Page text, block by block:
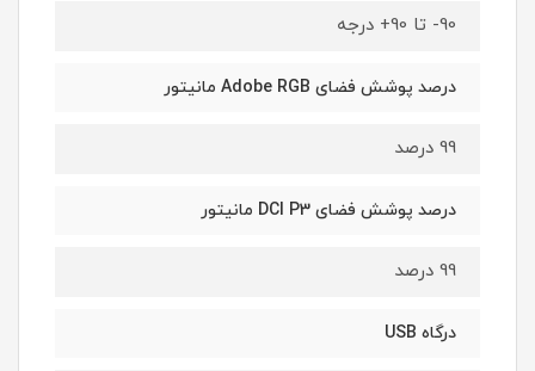
90- تا 90+ درجه
درصد پوشش فضای Adobe RGB مانیتور
99 درصد
درصد پوشش فضای DCI P3 مانیتور
99 درصد
درگاه USB